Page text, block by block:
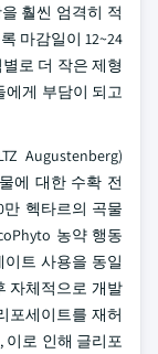
훨씬 엄격히 적
마감일이 12~24
로 더 작은 제형
게 부담이 되고
Augustenberg)
에 대한 수확 전
만 헥타르의 곡물
농약 행동
트 사용을 동일
자체적으로 개발
포세이트를 재허
이로 인해 글리포